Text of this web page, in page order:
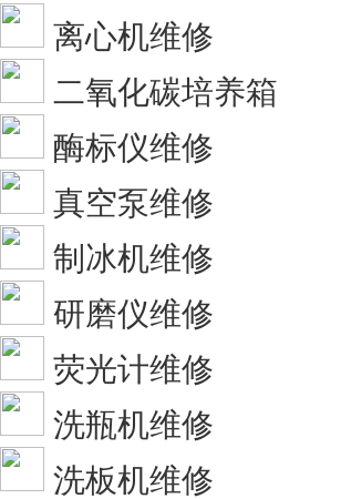
离心机维修
二氧化碳培养箱
酶标仪维修
真空泵维修
制冰机维修
研磨仪维修
荧光计维修
洗瓶机维修
洗板机维修